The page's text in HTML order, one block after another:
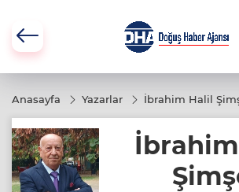
Anasayfa Yazarlar İbrahim Halil